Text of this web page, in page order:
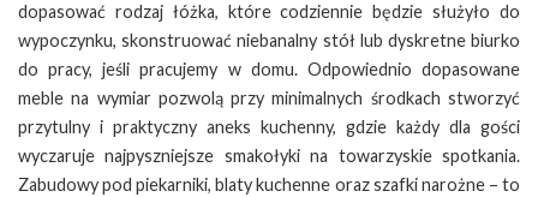
dopasować rodzaj łóżka, które codziennie będzie służyło do
wypoczynku, skonstruować niebanalny stół lub dyskretne biurko
do pracy, jeśli pracujemy w domu. Odpowiednio dopasowane
meble na wymiar pozwolą przy minimalnych środkach stworzyć
przytulny i praktyczny aneks kuchenny, gdzie każdy dla gości
wyczaruje najpyszniejsze smakołyki na towarzyskie spotkania.
Zabudowy pod piekarniki, blaty kuchenne oraz szafki narożne – to